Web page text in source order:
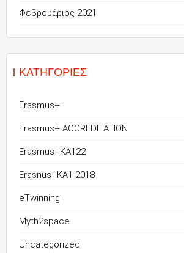
Φεβρουάριος 2021
KΑΤΗΓΟΡΊΕΣ
Erasmus+
Erasmus+ ACCREDITATION
Erasmus+KA122
Erasnus+KA1 2018
eTwinning
Myth2space
Uncategorized